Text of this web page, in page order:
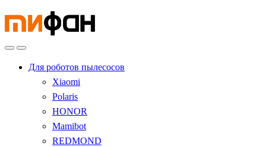
Для роботов пылесосов
Xiaomi
Polaris
HONOR
Mamibot
REDMOND